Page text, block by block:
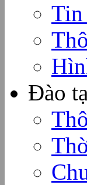
Tin
Đào